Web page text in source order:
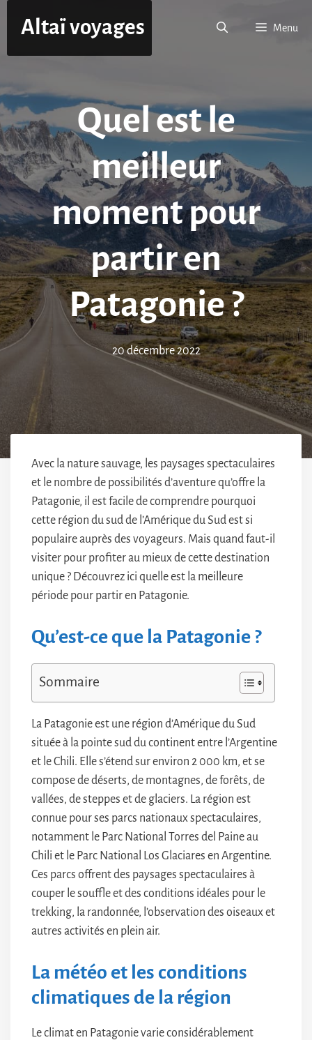
Altaï voyages Menu
Quel est le
meilleur
moment pour
partir en
Patagonie ?
20 décembre 2022
Avec la nature sauvage, les paysages spectaculaires
et le nombre de possibilités d’aventure qu’offre la
Patagonie, il est facile de comprendre pourquoi
cette région du sud de l’Amérique du Sud est si
populaire auprès des voyageurs. Mais quand faut-il
visiter pour profiter au mieux de cette destination
unique ? Découvrez ici quelle est la meilleure
période pour partir en Patagonie.
Qu’est-ce que la Patagonie ?
Sommaire
La Patagonie est une région d’Amérique du Sud
située à la pointe sud du continent entre l’Argentine
et le Chili. Elle s’étend sur environ 2 000 km, et se
compose de déserts, de montagnes, de forêts, de
vallées, de steppes et de glaciers. La région est
connue pour ses parcs nationaux spectaculaires,
notamment le Parc National Torres del Paine au
Chili et le Parc National Los Glaciares en Argentine.
Ces parcs offrent des paysages spectaculaires à
couper le souffle et des conditions idéales pour le
trekking, la randonnée, l’observation des oiseaux et
autres activités en plein air.
La météo et les conditions
climatiques de la région
Le climat en Patagonie varie considérablement